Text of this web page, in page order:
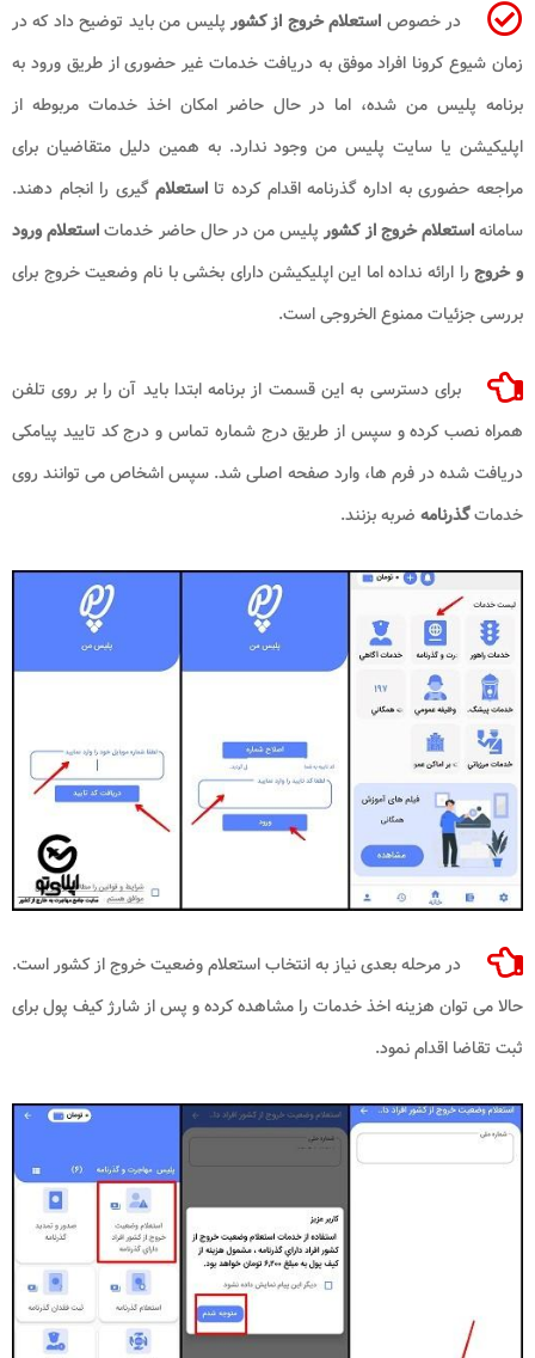
در خصوص استعلام خروج از کشورپلیس من باید توضیح داد که در
زمان شیوع کرونا افراد موفق به دریافت خدمات غیر حضوری از طریق ورود به
برنامه پلیس من شده، اما در حال حاضر امکان اخذ خدمات مربوطه از
اپلیکیشن یا سایت پلیس من وجود ندارد. به همین دلیل متقاضیان برای
مراجعه حضوری به اداره گذرنامه اقدام کرده تا استعلام گیری را انجام دهند.
سامانهاستعلام خروج از کشورپلیس من در حال حاضر خدماتاستعلام ورود
و خروجرا ارائه نداده اما این اپلیکیشن دارای بخشی با نام وضعیت خروج برای
بررسی جزئیات ممنوع الخروجی است.
برای دسترسی به این قسمت از برنامه ابتدا باید آن را بر روی تلفن
همراه نصب کرده و سپس از طریق درج شماره تماس و درج کد تایید پیامکی
دریافت شده در فرم ها، وارد صفحه اصلی شد. سپس اشخاص می توانند روی
خدماتگذرنامه ضربه بزنند.
در مرحله بعدی نیاز به انتخاب استعلام وضعیت خروج از کشور است.
حالا می توان هزینه اخذ خدمات را مشاهده کرده و پس از شارژ کیف پول برای
ثبت تقاضا اقدام نمود.